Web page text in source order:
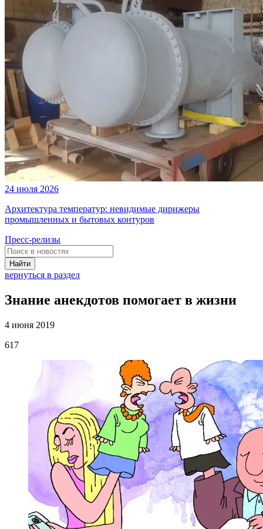
24 июля 2026
Архитектура температур: невидимые дирижеры
промышленных и бытовых контуров
Пресс-релизы
Найти
вернуться в раздел
Знание анекдотов помогает в жизни
4 июня 2019
617